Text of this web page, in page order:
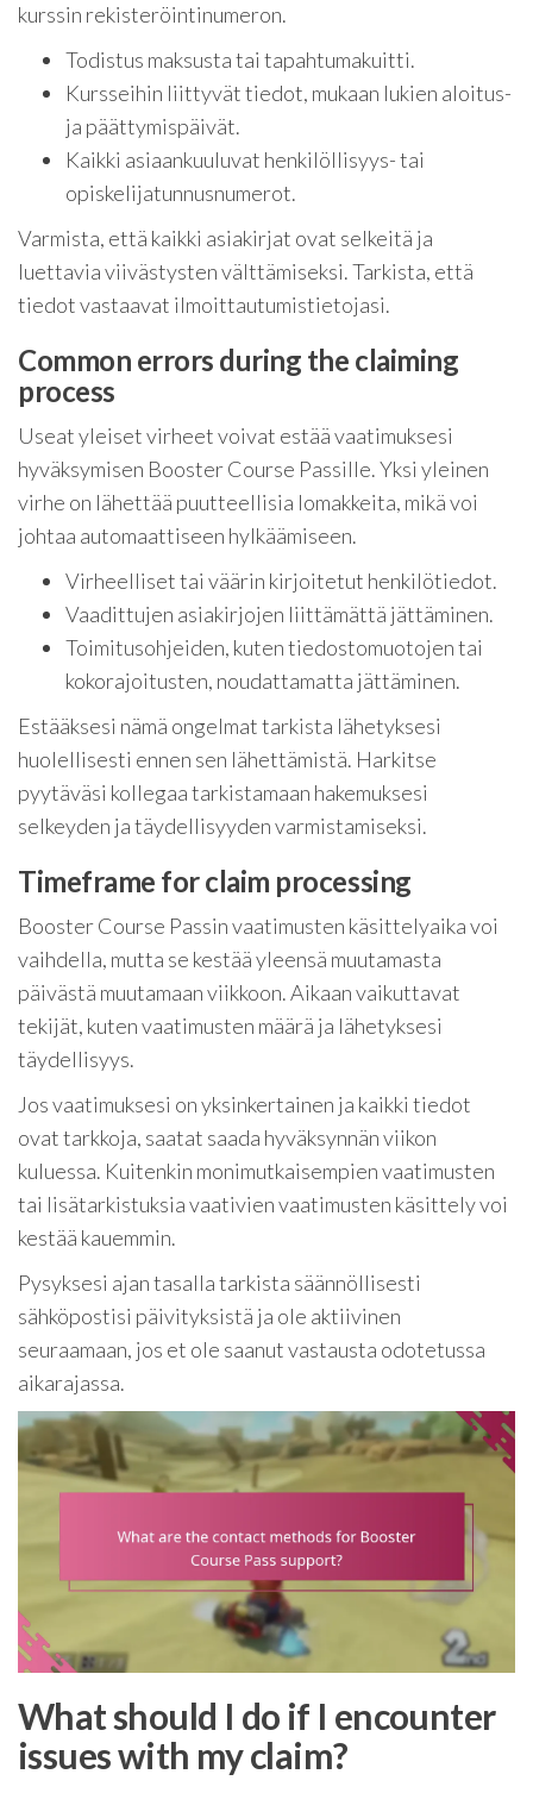
kurssin rekisteröintinumeron.
Todistus maksusta tai tapahtumakuitti.
Kursseihin liittyvät tiedot, mukaan lukien aloitus-
ja päättymispäivät.
Kaikki asiaankuuluvat henkilöllisyys- tai
opiskelijatunnusnumerot.
Varmista, että kaikki asiakirjat ovat selkeitä ja
luettavia viivästysten välttämiseksi. Tarkista, että
tiedot vastaavat ilmoittautumistietojasi.
Common errors during the claiming
process
Useat yleiset virheet voivat estää vaatimuksesi
hyväksymisen Booster Course Passille. Yksi yleinen
virhe on lähettää puutteellisia lomakkeita, mikä voi
johtaa automaattiseen hylkäämiseen.
Virheelliset tai väärin kirjoitetut henkilötiedot.
Vaadittujen asiakirjojen liittämättä jättäminen.
Toimitusohjeiden, kuten tiedostomuotojen tai
kokorajoitusten, noudattamatta jättäminen.
Estääksesi nämä ongelmat tarkista lähetyksesi
huolellisesti ennen sen lähettämistä. Harkitse
pyytäväsi kollegaa tarkistamaan hakemuksesi
selkeyden ja täydellisyyden varmistamiseksi.
Timeframe for claim processing
Booster Course Passin vaatimusten käsittelyaika voi
vaihdella, mutta se kestää yleensä muutamasta
päivästä muutamaan viikkoon. Aikaan vaikuttavat
tekijät, kuten vaatimusten määrä ja lähetyksesi
täydellisyys.
Jos vaatimuksesi on yksinkertainen ja kaikki tiedot
ovat tarkkoja, saatat saada hyväksynnän viikon
kuluessa. Kuitenkin monimutkaisempien vaatimusten
tai lisätarkistuksia vaativien vaatimusten käsittely voi
kestää kauemmin.
Pysyksesi ajan tasalla tarkista säännöllisesti
sähköpostisi päivityksistä ja ole aktiivinen
seuraamaan, jos et ole saanut vastausta odotetussa
aikarajassa.
What should I do if I encounter
issues with my claim?